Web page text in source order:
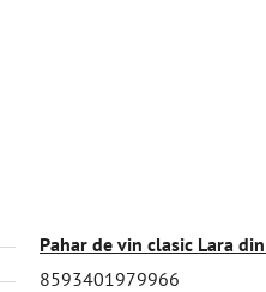
Pahar de vin clasic Lara
8593401979966